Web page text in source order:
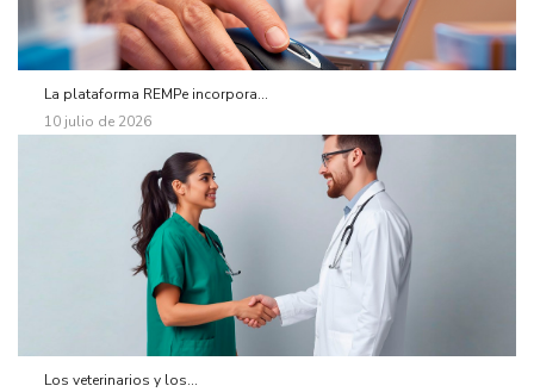
La plataforma REMPe incorpora...
10 julio de 2026
Los veterinarios y los...